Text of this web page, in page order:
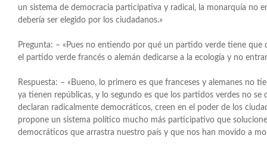
un sistema de democracia participativa y radical, la monarquía no
debería ser elegido por los ciudadanos.»
Pregunta: – «Pues no entiendo por qué un partido verde tiene que
el partido verde francés o alemán dedicarse a la ecología y no
Respuesta: – «Bueno, lo primero es que franceses y alemanes no
ya tienen repúblicas, y lo segundo es que los partidos verdes no se
declaran radicalmente democráticos, creen en el poder de los
propone un sistema político mucho más participativo que
democráticos que arrastra nuestro país y que nos han movido a